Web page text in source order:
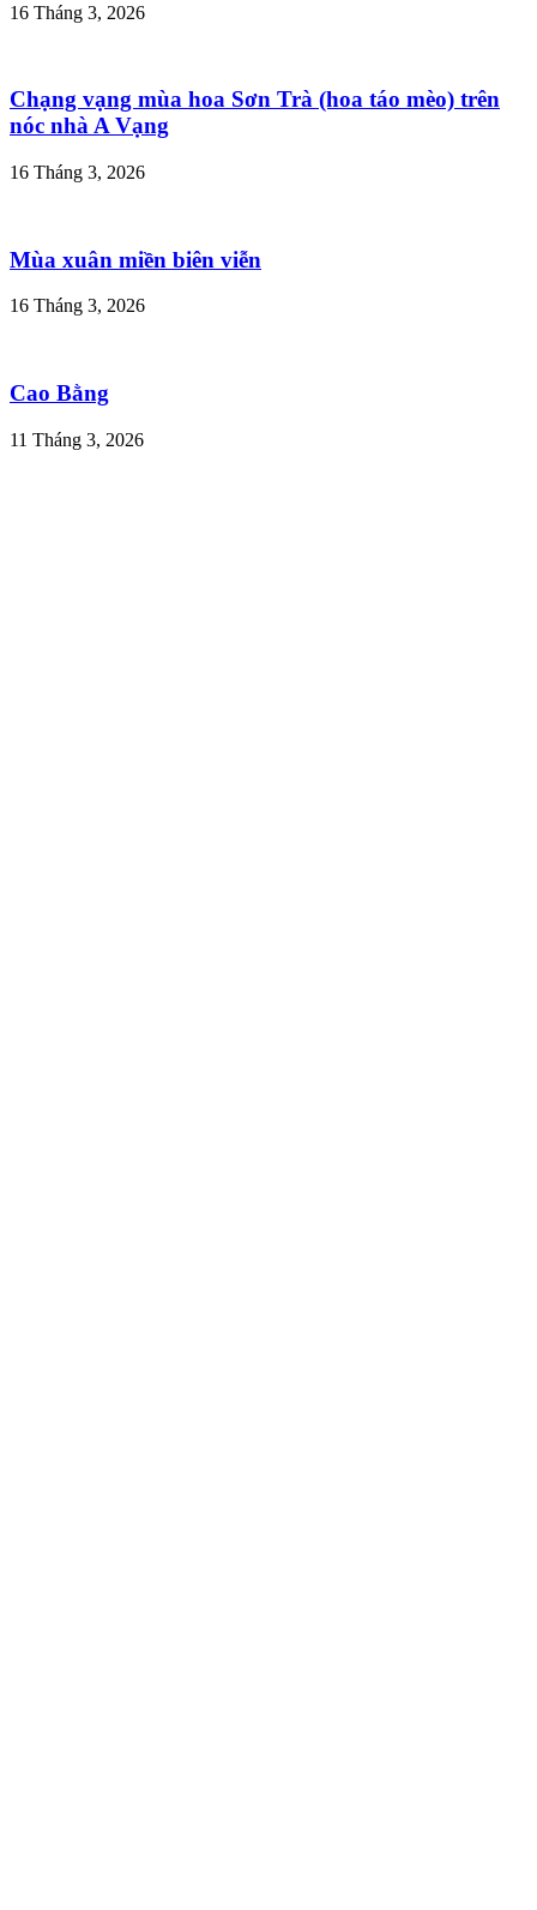
16 Tháng 3, 2026
Chạng vạng mùa hoa Sơn Trà (hoa táo mèo) trên
nóc nhà A Vạng
16 Tháng 3, 2026
Mùa xuân miền biên viễn
16 Tháng 3, 2026
Cao Bằng
11 Tháng 3, 2026